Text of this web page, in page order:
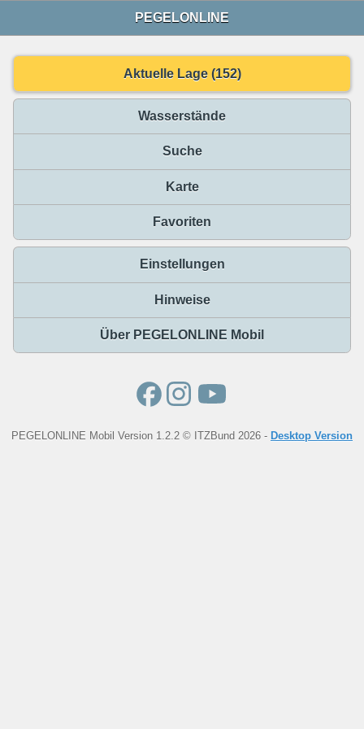
PEGELONLINE
Aktuelle Lage (152)
Wasserstände
Suche
Karte
Favoriten
Einstellungen
Hinweise
Über PEGELONLINE Mobil
PEGELONLINE Mobil Version 1.2.2 © ITZBund 2026 - Desktop Version